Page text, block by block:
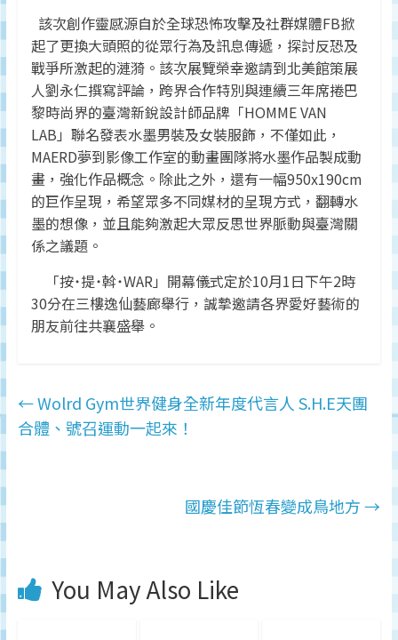
該次創作靈感源自於全球恐怖攻擊及社群媒體FB掀
起了更換大頭照的從眾行為及訊息傳遞，探討反恐及
戰爭所激起的漣漪。該次展覽榮幸邀請到北美館策展
人劉永仁撰寫評論，跨界合作特別與連續三年席捲巴
黎時尚界的臺灣新銳設計師品牌「HOMME VAN
LAB」聯名發表水墨男裝及女裝服飾，不僅如此，
MAERD夢到影像工作室的動畫團隊將水墨作品製成動
畫，強化作品概念。除此之外，還有一幅950x190cm
的巨作呈現，希望眾多不同媒材的呈現方式，翻轉水
墨的想像，並且能夠激起大眾反思世界脈動與臺灣關
係之議題。
「按˙提˙斡˙WAR」開幕儀式定於10月1日下午2時
30分在三樓逸仙藝廊舉行，誠摯邀請各界愛好藝術的
朋友前往共襄盛舉。
←Wolrd Gym世界健身全新年度代言人 S.H.E天團
合體、號召運動一起來！
國慶佳節恆春變成鳥地方→
You May Also Like